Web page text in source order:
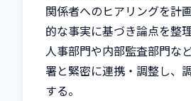
関係者へのヒアリングを計
的な事実に基づき論点を整
人事部門や内部監査部門な
署と緊密に連携・調整し、
する。